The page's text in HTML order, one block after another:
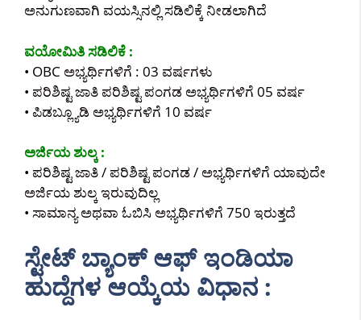
ಅನುಗುಣವಾಗಿ ವಯಸ್ಸಿನಲ್ಲಿ ಸಡಿಲಿಕ್ಕೆ ನೀಡಲಾಗಿದೆ
ವಯೋಮಿತಿ ಸಡಿಲಿಕೆ :
• OBC ಅಭ್ಯರ್ಥಿಗಳಿಗೆ : 03 ವರ್ಷಗಳು
• ಪರಿಶಿಷ್ಟ ಜಾತಿ ಪರಿಶಿಷ್ಟ ಪಂಗಡ ಅಭ್ಯರ್ಥಿಗಳಿಗೆ 05 ವರ್ಷ
• ಪಿಡಬ್ಲ್ಯೂಡಿ ಅಭ್ಯರ್ಥಿಗಳಿಗೆ 10 ವರ್ಷ
ಅರ್ಜಿಯ ಶುಲ್ಕ :
• ಪರಿಶಿಷ್ಟ ಜಾತಿ / ಪರಿಶಿಷ್ಟ ಪಂಗಡ / ಅಭ್ಯರ್ಥಿಗಳಿಗೆ ಯಾವುದೇ
ಅರ್ಜಿಯ ಶುಲ್ಕ ಇರುವುದಿಲ್ಲ
• ಸಾಮಾನ್ಯ ಅಥವಾ ಓಬಿಸಿ ಅಭ್ಯರ್ಥಿಗಳಿಗೆ 750 ಇರುತ್ತದೆ
ಸ್ಟೇಟ್ ಬ್ಯಾಂಕ್ ಆಫ್ ಇಂಡಿಯಾ
ಹುದ್ದೆಗಳ ಆಯ್ಕೆಯ ವಿಧಾನ :